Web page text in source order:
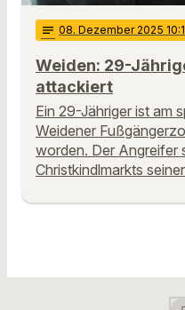
notes 08. Dezember 2025
Weiden: 29-
attackiert
Ein 29-Jähriger ist am
Weidener
worden. Der Angreifer
Christkindlmarkts